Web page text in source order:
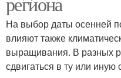
На выбор даты осенней
влияют также
выращивания. В разных
сдвигаться в ту или иную